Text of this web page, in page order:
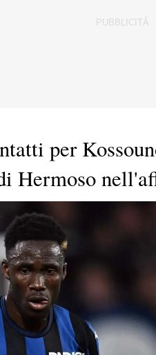
per
Hermoso